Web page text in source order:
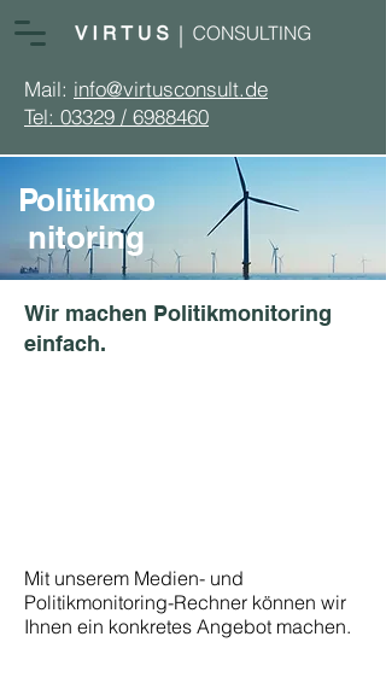
Mail: info@virtusconsult.de
Tel: 03329 / 6988460
Politikmo
nitoring
Wir machen Politikmonitoring
einfach.
Mit unserem Medien- und
Politikmonitoring-Rechner können wir
Ihnen ein konkretes Angebot machen.